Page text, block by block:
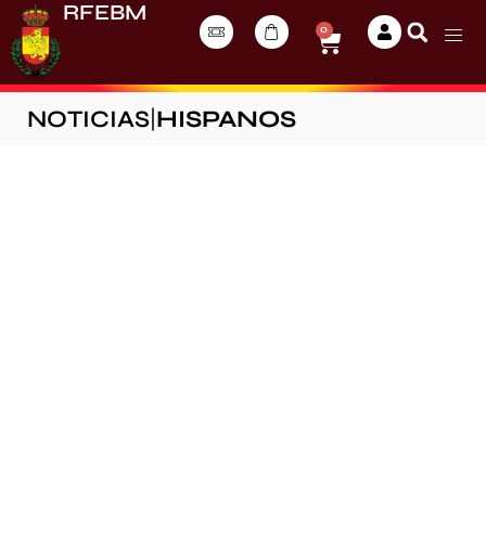
RFEBM
0
NOTICIAS HISPANOS